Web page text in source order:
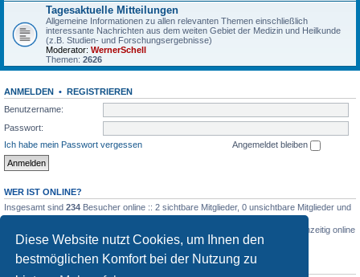
Diese Website nutzt Cookies, um Ihnen den
bestmöglichen Komfort bei der Nutzung zu
Tagesaktuelle Mitteilungen
Allgemeine Informationen zu allen relevanten Themen einschließlich
interessante Nachrichten aus dem weiten Gebiet der Medizin und Heilkunde
(z.B. Studien- und Forschungsergebnisse)
Moderator: WernerSchell
Themen: 2626
ANMELDEN • REGISTRIEREN
Benutzername:
Passwort:
Ich habe mein Passwort vergessen
Angemeldet bleiben
WER IST ONLINE?
Insgesamt sind 234 Besucher online :: 2 sichtbare Mitglieder, 0 unsichtbare Mitglieder und
232 Gäste (basierend auf den aktiven Besuchern der letzten 5 Minuten)
Besuchern, die am 03.03.2026, 04:26 gleichzeitig online
waren.